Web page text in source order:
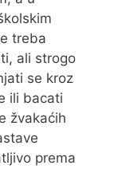
treba
ali strogo
se kroz
ili bacati
žvakaćih
prema